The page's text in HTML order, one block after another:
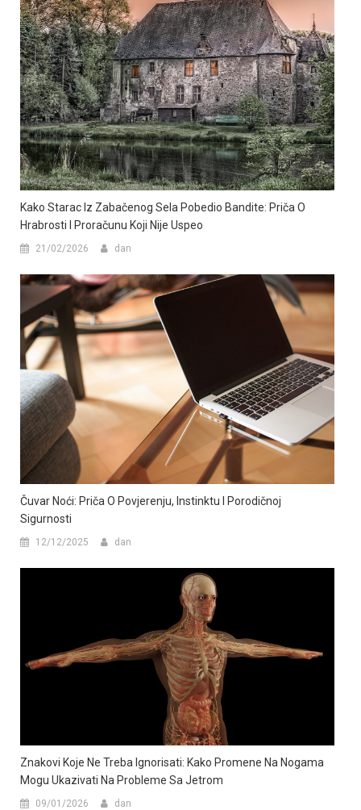
Kako Starac Iz Zabačenog Sela Pobedio Bandite: Priča O
Hrabrosti I Proračunu Koji Nije Uspeo
21/02/2026 dan
Čuvar Noći: Priča O Povjerenju, Instinktu I Porodičnoj
Sigurnosti
12/12/2025 dan
Znakovi Koje Ne Treba Ignorisati: Kako Promene Na Nogama
Mogu Ukazivati Na Probleme Sa Jetrom
09/01/2026 dan